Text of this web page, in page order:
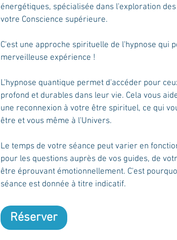
énergétiques, spécialisée dans l'exploration
votre Conscience supérieure.
C'est une approche spirituelle de l'hypnose qui
merveilleuse expérience !
L'hypnose quantique permet d'accéder pour
profond et durables dans leur vie. Cela vous
une reconnexion à votre être spirituel, ce qui
être et vous même à l'Univers.
Le temps de votre séance peut varier en
pour les questions auprès de vos guides, de
être éprouvant émotionnellement. C'est
séance est donnée à titre indicatif.
Réserver